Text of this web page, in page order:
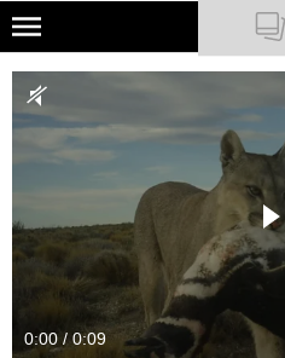
Skip
main
content
NATIONAL GEOGRAPHIC
TRAVELER
PODCASTY
Sklep
Newsletter
Cuda Polski
0:00 / 0:09